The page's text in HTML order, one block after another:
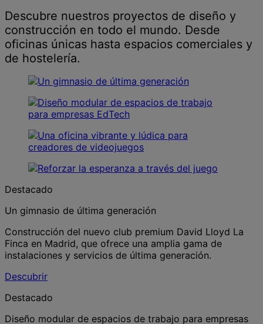
Descubre nuestros proyectos de diseño y
construcción en todo el mundo. Desde
oficinas únicas hasta espacios comerciales y
de hostelería.
Destacado
Un gimnasio de última generación
Construcción del nuevo club premium David Lloyd La
Finca en Madrid, que ofrece una amplia gama de
instalaciones y servicios de última generación.
Descubrir
Destacado
Diseño modular de espacios de trabajo para empresas